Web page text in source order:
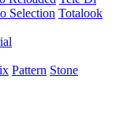
Selection Totalook
Pattern Stone